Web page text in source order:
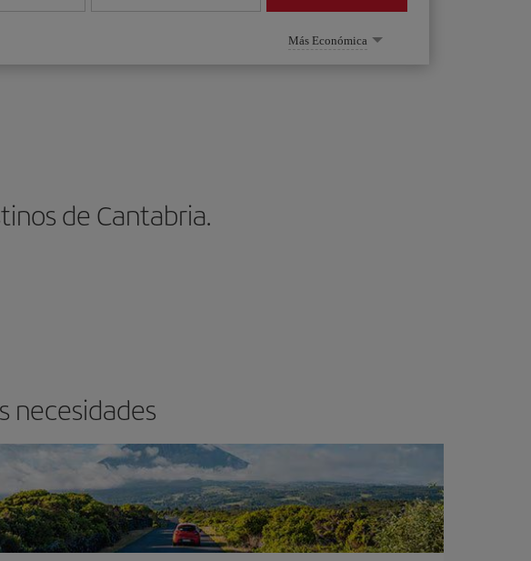
Más Económica
de Cantabria.
necesidades